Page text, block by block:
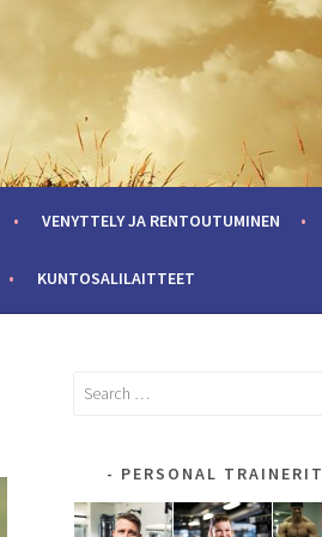
VENYTTELY JA RENTOUTUMINEN
KUNTOSALILAITTEET
Search
PERSONAL TRAINERIT